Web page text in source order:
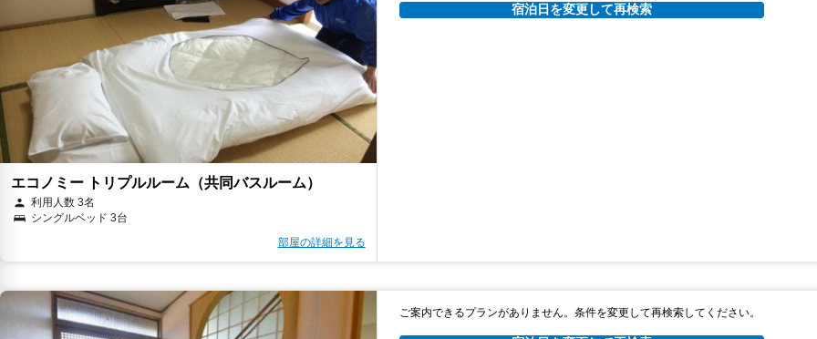
エコノミー トリプルルーム（共同バスルーム）
利用人数 3名
シングルベッド 3台
部屋の詳細を見る
宿泊日を変更して再検索
ご案内できるプランがありません。条件を変更して再検索してください。